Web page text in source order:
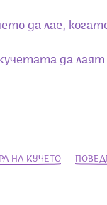
да лае,
да лаят
НА КУЧЕТО